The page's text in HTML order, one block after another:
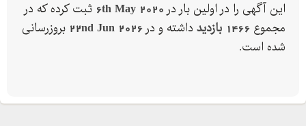
اطلس مال
نارسیس
کوکا کولا
این آگهی را در اولین بار در 6th May 2020 ثبت کرده که در
مجموع 1466 بازدید داشته و در 22nd Jun 2026 بروزرسانی
شده است.